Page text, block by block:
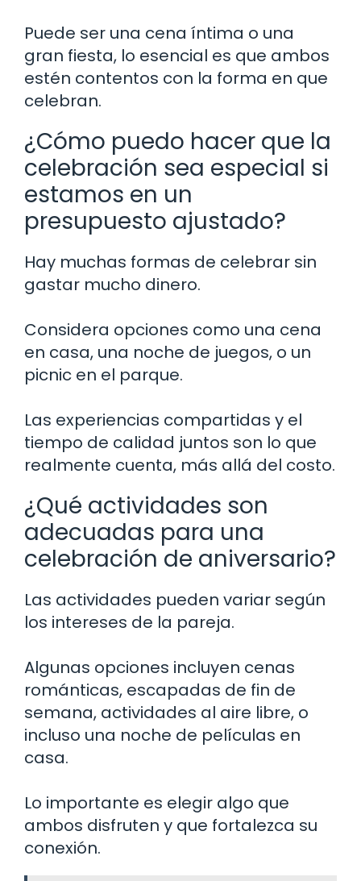
Puede ser una cena íntima o una
gran fiesta, lo esencial es que ambos
estén contentos con la forma en que
celebran.
¿Cómo puedo hacer que la
celebración sea especial si
estamos en un
presupuesto ajustado?
Hay muchas formas de celebrar sin
gastar mucho dinero.
Considera opciones como una cena
en casa, una noche de juegos, o un
picnic en el parque.
Las experiencias compartidas y el
tiempo de calidad juntos son lo que
realmente cuenta, más allá del costo.
¿Qué actividades son
adecuadas para una
celebración de aniversario?
Las actividades pueden variar según
los intereses de la pareja.
Algunas opciones incluyen cenas
románticas, escapadas de fin de
semana, actividades al aire libre, o
incluso una noche de películas en
casa.
Lo importante es elegir algo que
ambos disfruten y que fortalezca su
conexión.